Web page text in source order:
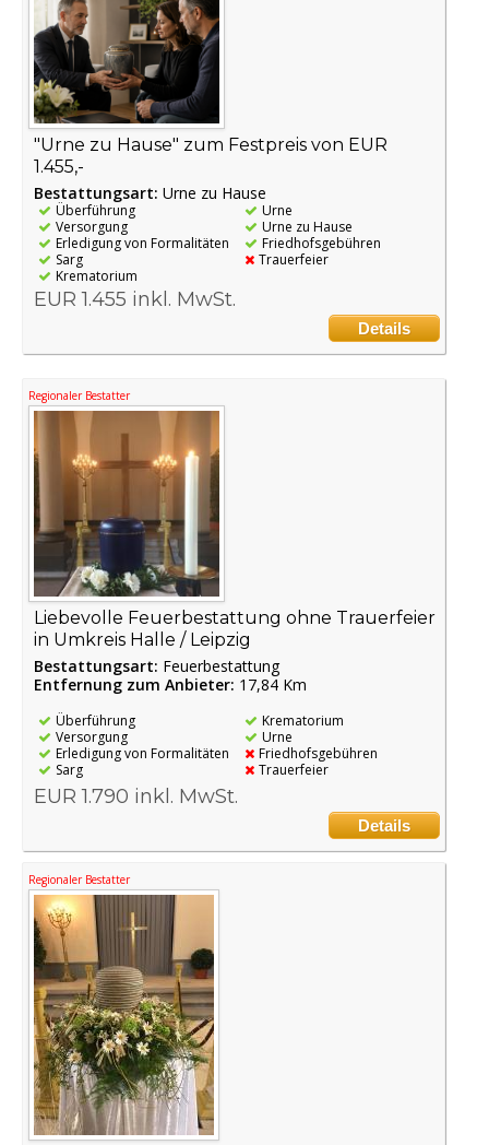
"Urne zu Hause" zum Festpreis von EUR
1.455,-
Bestattungsart: Urne zu Hause
Überführung
Versorgung
Erledigung von Formalitäten
Sarg
Krematorium
Urne
Urne zu Hause
Friedhofsgebühren
Trauerfeier
EUR 1.455 inkl. MwSt.
Details
Regionaler Bestatter
Liebevolle Feuerbestattung ohne Trauerfeier
in Umkreis Halle / Leipzig
Bestattungsart: Feuerbestattung
Entfernung zum Anbieter: 17,84 Km
Überführung
Versorgung
Erledigung von Formalitäten
Sarg
Krematorium
Urne
Friedhofsgebühren
Trauerfeier
EUR 1.790 inkl. MwSt.
Details
Regionaler Bestatter